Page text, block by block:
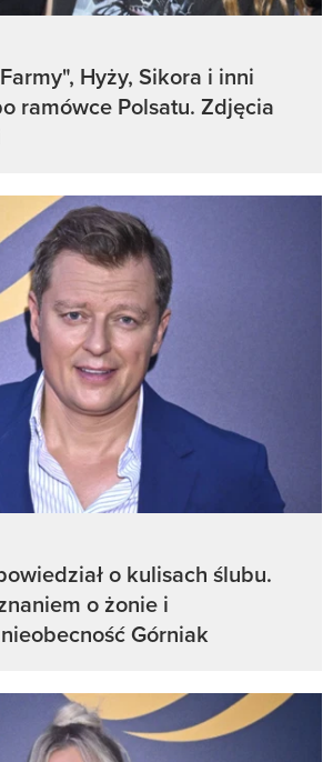
Hyży, Sikora i inni
ramówce Polsatu. Zdjęcia
o kulisach ślubu.
o żonie i
Górniak